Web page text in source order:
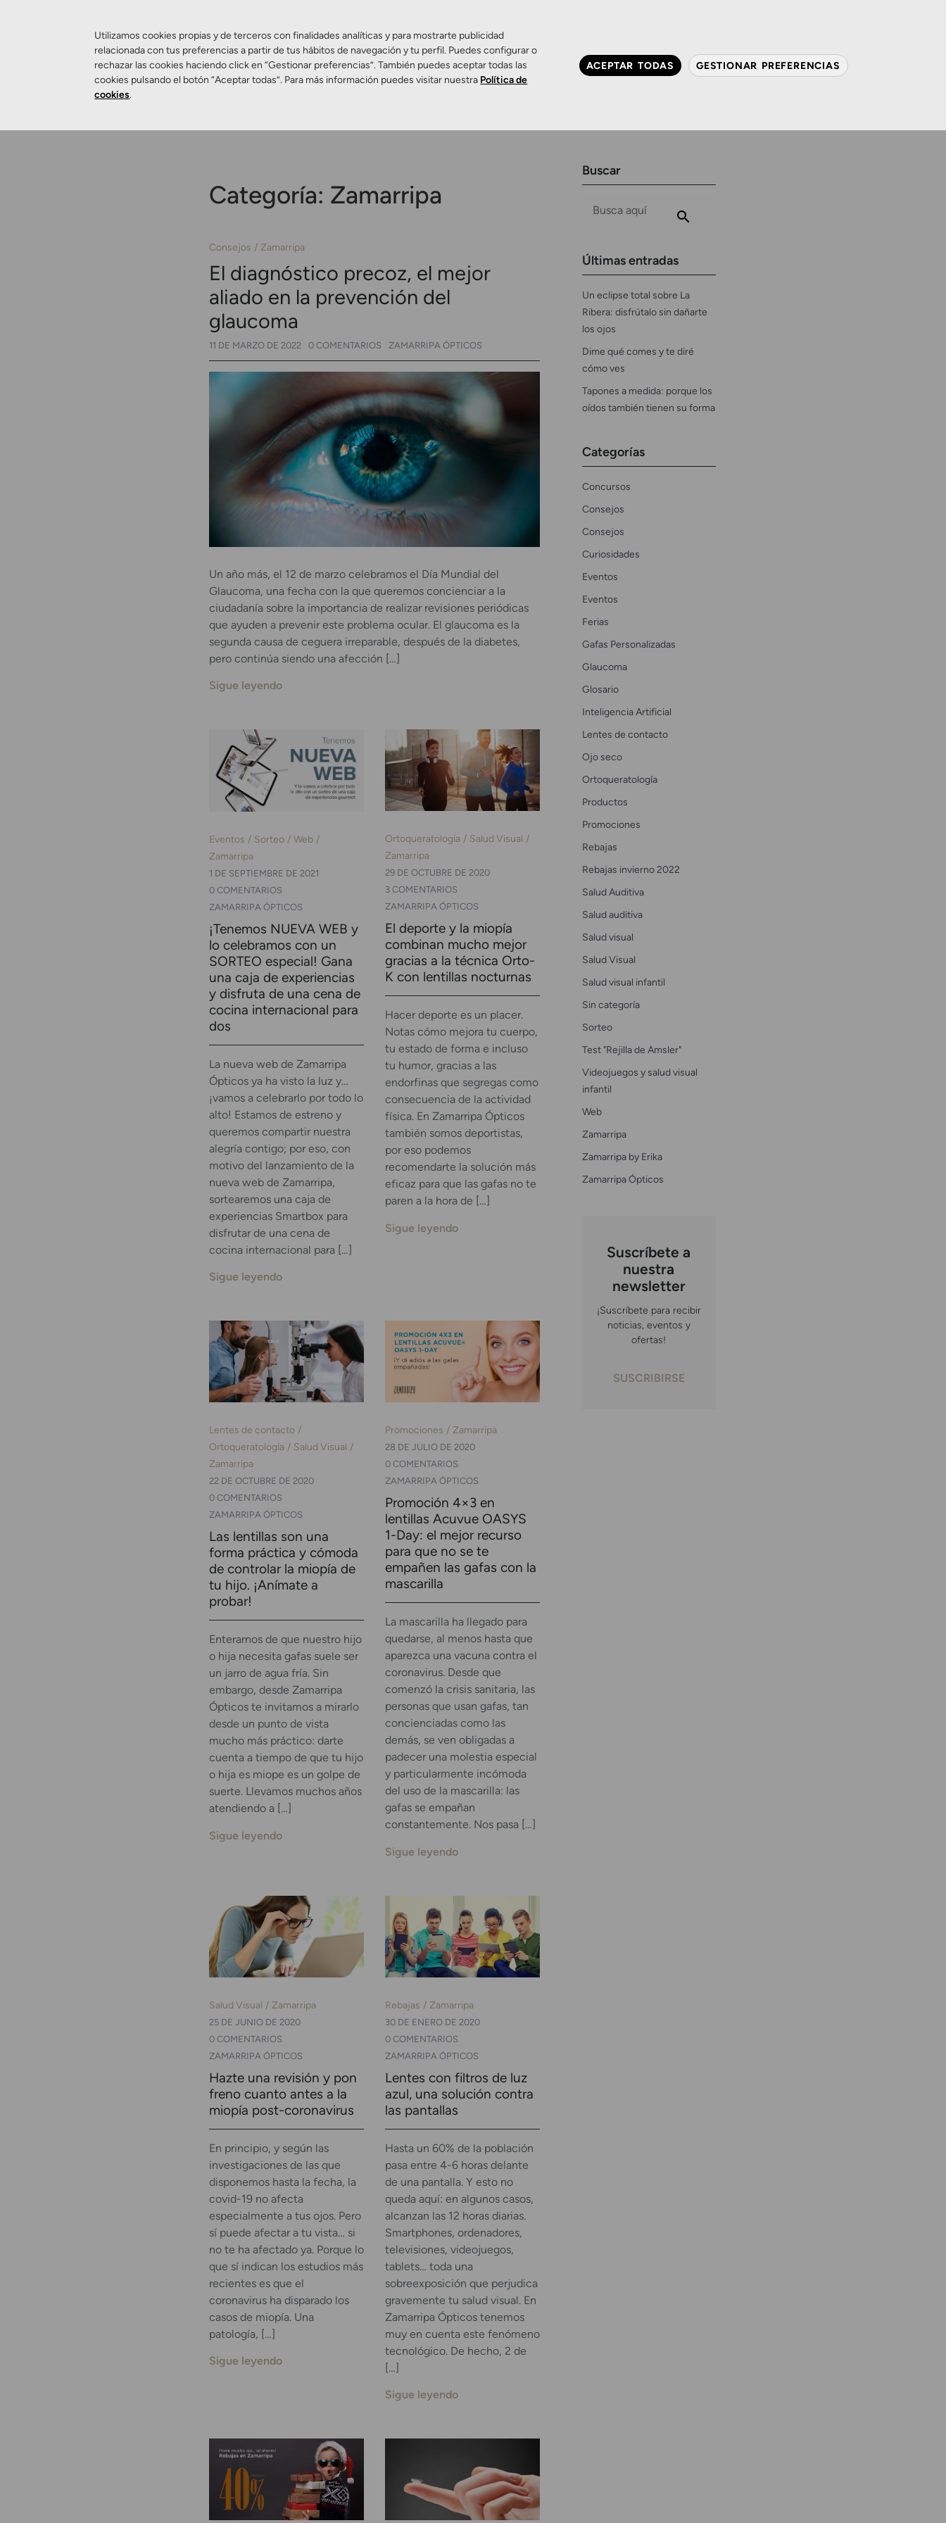
Salud Visual Ojo seco Control de miopía Contactología avanzada Audiología Gafas y mucho más
Categoría: Zamarripa
Consejos Zamarripa
El diagnóstico precoz, el mejor
aliado en la prevención del
glaucoma
11 DE MARZO DE 2022 0 COMENTARIOS ZAMARRIPA ÓPTICOS
Un año más, el 12 de marzo celebramos el Día Mundial del
Glaucoma, una fecha con la que queremos concienciar a la
ciudadanía sobre la importancia de realizar revisiones periódicas
que ayuden a prevenir este problema ocular. El glaucoma es la
segunda causa de ceguera irreparable, después de la diabetes,
pero continúa siendo una afección […]
Sigue leyendo
Eventos Sorteo
Web
Zamarripa
1 DE SEPTIEMBRE DE 2021
0 COMENTARIOS
ZAMARRIPA ÓPTICOS
¡Tenemos NUEVA WEB y
lo celebramos con un
SORTEO especial! Gana
una caja de experiencias
y disfruta de una cena de
cocina internacional para
dos
La nueva web de Zamarripa
Ópticos ya ha visto la luz y…
¡vamos a celebrarlo por todo lo
alto! Estamos de estreno y
queremos compartir nuestra
alegría contigo; por eso, con
motivo del lanzamiento de la
nueva web de Zamarripa,
sortearemos una caja de
experiencias Smartbox para
disfrutar de una cena de
cocina internacional para […]
Sigue leyendo
Ortoqueratología
Salud Visual
Zamarripa
29 DE OCTUBRE DE 2020
3 COMENTARIOS
ZAMARRIPA ÓPTICOS
El deporte y la miopía
combinan mucho mejor
gracias a la técnica Orto-
K con lentillas nocturnas
Hacer deporte es un placer.
Notas cómo mejora tu cuerpo,
tu estado de forma e incluso
tu humor, gracias a las
endorfinas que segregas como
consecuencia de la actividad
física. En Zamarripa Ópticos
también somos deportistas,
por eso podemos
recomendarte la solución más
eficaz para que las gafas no te
paren a la hora de […]
Sigue leyendo
Lentes de contacto
Ortoqueratología
Salud Visual
Zamarripa
22 DE OCTUBRE DE 2020
0 COMENTARIOS
ZAMARRIPA ÓPTICOS
Las lentillas son una
forma práctica y cómoda
de controlar la miopía de
tu hijo. ¡Anímate a
probar!
Enterarnos de que nuestro hijo
o hija necesita gafas suele ser
un jarro de agua fría. Sin
embargo, desde Zamarripa
Ópticos te invitamos a mirarlo
desde un punto de vista
mucho más práctico: darte
cuenta a tiempo de que tu hijo
o hija es miope es un golpe de
suerte. Llevamos muchos años
atendiendo a […]
Sigue leyendo
Promociones Zamarripa
28 DE JULIO DE 2020
0 COMENTARIOS
ZAMARRIPA ÓPTICOS
Promoción 4×3 en
lentillas Acuvue OASYS
1-Day: el mejor recurso
para que no se te
empañen las gafas con la
mascarilla
La mascarilla ha llegado para
quedarse, al menos hasta que
aparezca una vacuna contra el
coronavirus. Desde que
comenzó la crisis sanitaria, las
personas que usan gafas, tan
concienciadas como las
demás, se ven obligadas a
padecer una molestia especial
y particularmente incómoda
del uso de la mascarilla: las
gafas se empañan
constantemente. Nos pasa […]
Sigue leyendo
Salud Visual Zamarripa
25 DE JUNIO DE 2020
0 COMENTARIOS
ZAMARRIPA ÓPTICOS
Hazte una revisión y pon
freno cuanto antes a la
miopía post-coronavirus
En principio, y según las
investigaciones de las que
disponemos hasta la fecha, la
covid-19 no afecta
especialmente a tus ojos. Pero
sí puede afectar a tu vista… si
no te ha afectado ya. Porque lo
que sí indican los estudios más
recientes es que el
coronavirus ha disparado los
casos de miopía. Una
patología, […]
Sigue leyendo
Rebajas Zamarripa
30 DE ENERO DE 2020
0 COMENTARIOS
ZAMARRIPA ÓPTICOS
Lentes con filtros de luz
azul, una solución contra
las pantallas
Hasta un 60% de la población
pasa entre 4-6 horas delante
de una pantalla. Y esto no
queda aquí: en algunos casos,
alcanzan las 12 horas diarias.
Smartphones, ordenadores,
televisiones, videojuegos,
tablets… toda una
sobreexposición que perjudica
gravemente tu salud visual. En
Zamarripa Ópticos tenemos
muy en cuenta este fenómeno
tecnológico. De hecho, 2 de
[…]
Sigue leyendo
Buscar
Últimas entradas
Un eclipse total sobre La
Ribera: disfrútalo sin dañarte
los ojos
Dime qué comes y te diré
cómo ves
Tapones a medida: porque los
oídos también tienen su forma
Categorías
Concursos
Consejos
Consejos
Curiosidades
Eventos
Eventos
Ferias
Gafas Personalizadas
Glaucoma
Glosario
Inteligencia Artificial
Lentes de contacto
Ojo seco
Ortoqueratología
Productos
Promociones
Rebajas
Rebajas invierno 2022
Salud Auditiva
Salud auditiva
Salud visual
Salud Visual
Salud visual infantil
Sin categoría
Sorteo
Test "Rejilla de Amsler"
Videojuegos y salud visual
infantil
Web
Zamarripa
Zamarripa by Erika
Zamarripa Ópticos
Suscríbete a
nuestra
newsletter
¡Suscríbete para recibir
noticias, eventos y
ofertas!
SUSCRIBIRSE
Utilizamos cookies propias y de terceros con finalidades analíticas y para mostrarte publicidad
relacionada con tus preferencias a partir de tus hábitos de navegación y tu perfil. Puedes configurar o
rechazar las cookies haciendo click en “Gestionar preferencias”. También puedes aceptar todas las
cookies pulsando el botón “Aceptar todas”. Para más información puedes visitar nuestra Política de
cookies.
ACEPTAR TODAS GESTIONAR PREFERENCIAS